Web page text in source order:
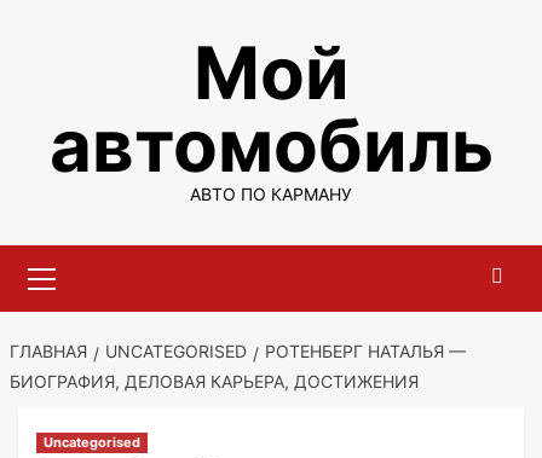
Мой
автомобиль
АВТО ПО КАРМАНУ
меню
ГЛАВНАЯ UNCATEGORISED
РОТЕНБЕРГ НАТАЛЬЯ —
БИОГРАФИЯ, ДЕЛОВАЯ КАРЬЕРА, ДОСТИЖЕНИЯ
Uncategorised